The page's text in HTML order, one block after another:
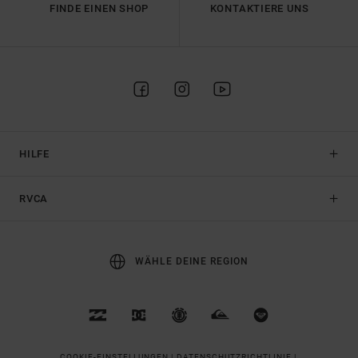
FINDE EINEN SHOP KONTAKTIERE UNS
HILFE
RVCA
WÄHLE DEINE REGION